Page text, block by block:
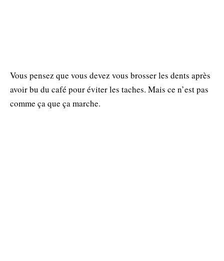
Vous pensez que vous devez vous brosser les dents après
avoir bu du café pour éviter les taches. Mais ce n’est pas
comme ça que ça marche.